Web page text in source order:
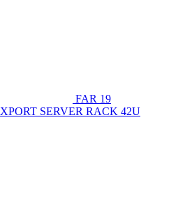
FAR 19
SERVER RACK 42U